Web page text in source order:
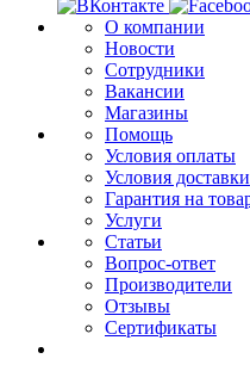
О компании
Новости
Сотрудники
Вакансии
Магазины
Помощь
Условия оплаты
Условия доставки
Гарантия на
Услуги
Статьи
Вопрос-ответ
Производители
Отзывы
Сертификаты